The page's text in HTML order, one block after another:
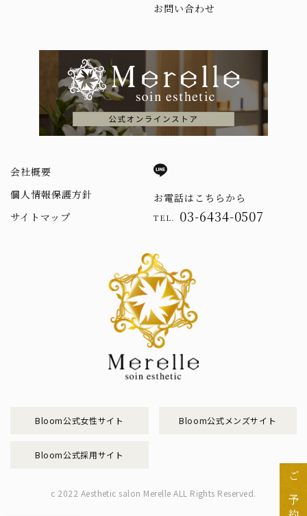
ご予約
お問い合わせ
会社概要
個人情報保護方針
サイトマップ
お電話はこちらから
TEL. 03-6434-0507
Bloom公式女性サイト Bloom公式メンズサイト
Bloom公式採用サイト
c 2022 Aesthetic salon Merelle ALL Rights Reserved.